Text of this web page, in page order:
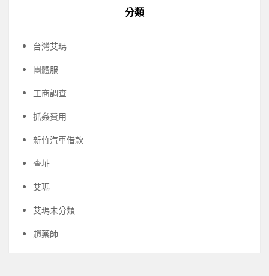
分類
台灣艾瑪
團體服
工商調查
抓姦費用
新竹汽車借款
查址
艾瑪
艾瑪未分類
趙藥師